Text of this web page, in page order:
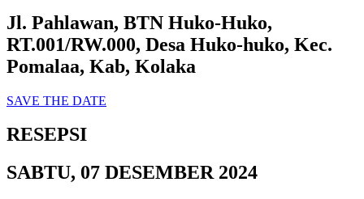
Jl. Pahlawan, BTN Huko-Huko,
RT.001/RW.000, Desa Huko-huko, Kec.
Pomalaa, Kab, Kolaka
SAVE THE DATE
RESEPSI
SABTU, 07 DESEMBER 2024